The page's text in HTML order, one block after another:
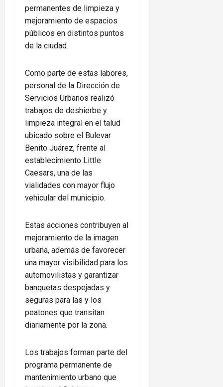
permanentes de limpieza y
mejoramiento de espacios
públicos en distintos puntos
de la ciudad.
Como parte de estas labores,
personal de la Dirección de
Servicios Urbanos realizó
trabajos de deshierbe y
limpieza integral en el talud
ubicado sobre el Bulevar
Benito Juárez, frente al
establecimiento Little
Caesars, una de las
vialidades con mayor flujo
vehicular del municipio.
Estas acciones contribuyen al
mejoramiento de la imagen
urbana, además de favorecer
una mayor visibilidad para los
automovilistas y garantizar
banquetas despejadas y
seguras para las y los
peatones que transitan
diariamente por la zona.
Los trabajos forman parte del
programa permanente de
mantenimiento urbano que